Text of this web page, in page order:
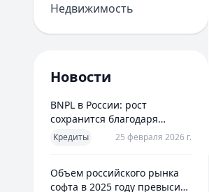
Недвижимость
Новости
BNPL в России: рост
сохранится благодаря
новым сценариям
использования
Кредиты 25 февраля 2026 г.
Объем российского рынка
софта в 2025 году превысил